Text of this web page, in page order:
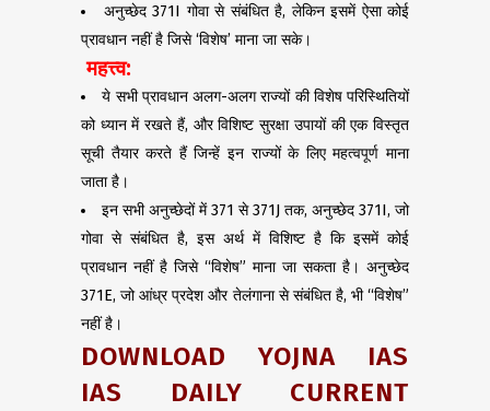
अनुच्छेद 371I गोवा से संबंधित है, लेकिन इसमें ऐसा कोई
प्रावधान नहीं है जिसे ‘विशेष’ माना जा सके।
महत्त्व:
ये सभी प्रावधान अलग-अलग राज्यों की विशेष परिस्थितियों
को ध्यान में रखते हैं, और विशिष्ट सुरक्षा उपायों की एक विस्तृत
सूची तैयार करते हैं जिन्हें इन राज्यों के लिए महत्वपूर्ण माना
जाता है।
इन सभी अनुच्छेदों में 371 से 371J तक, अनुच्छेद 371I, जो
गोवा से संबंधित है, इस अर्थ में विशिष्ट है कि इसमें कोई
प्रावधान नहीं है जिसे “विशेष” माना जा सकता है। अनुच्छेद
371E, जो आंध्र प्रदेश और तेलंगाना से संबंधित है, भी “विशेष”
नहीं है।
DOWNLOAD YOJNA IAS
IAS DAILY CURRENT